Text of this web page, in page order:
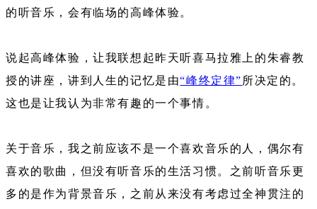
的听音乐，会有临场的高峰体验。
说起高峰体验，让我联想起昨天听喜马拉雅上的朱睿教
授的讲座，讲到人生的记忆是由“峰终定律” 所决定的。
这也是让我认为非常有趣的一个事情。
关于音乐，我之前应该不是一个喜欢音乐的人，偶尔有
喜欢的歌曲，但没有听音乐的生活习惯。之前听音乐更
多的是作为背景音乐，之前从来没有考虑过全神贯注的